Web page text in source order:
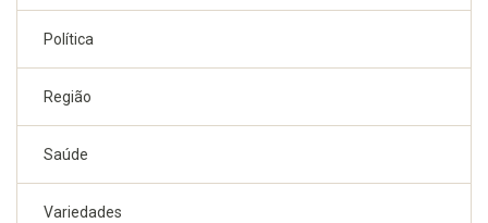
Política
Região
Saúde
Variedades